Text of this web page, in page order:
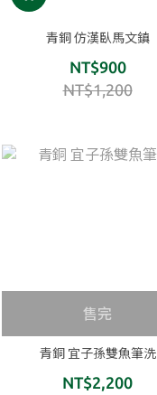
青銅 仿漢臥馬文鎮
NT$900
NT$1,200
售完
青銅 宜子孫雙魚筆洗
NT$2,200